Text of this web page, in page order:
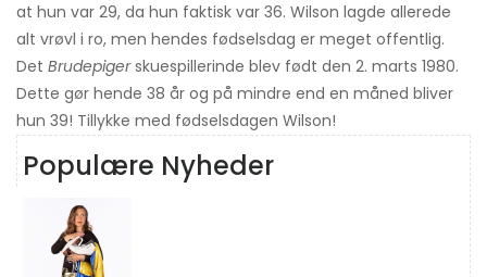
at hun var 29, da hun faktisk var 36. Wilson lagde allerede
alt vrøvl i ro, men hendes fødselsdag er meget offentlig.
Det Brudepigerskuespillerinde blev født den 2. marts 1980.
Dette gør hende 38 år og på mindre end en måned bliver
hun 39! Tillykke med fødselsdagen Wilson!
Populære Nyheder